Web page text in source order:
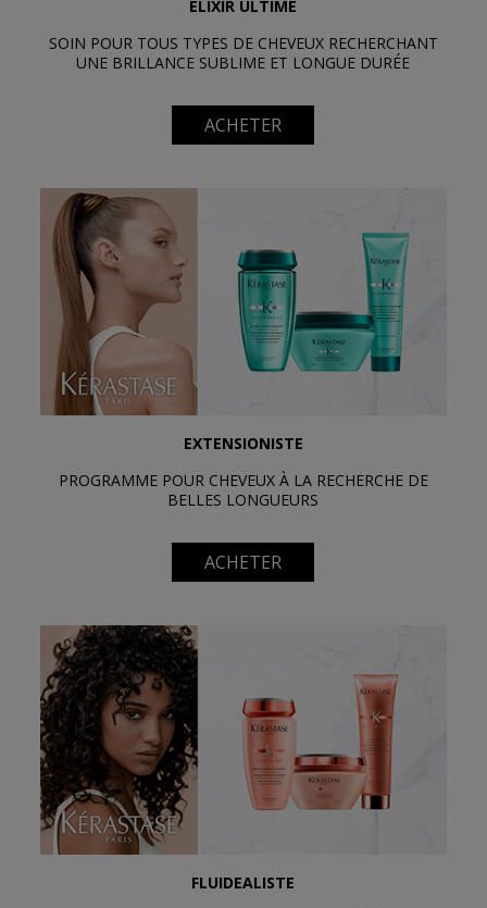
ELIXIR ULTIME
SOIN POUR TOUS TYPES DE CHEVEUX RECHERCHANT
UNE BRILLANCE SUBLIME ET LONGUE DURÉE
ACHETER
EXTENSIONISTE
PROGRAMME POUR CHEVEUX À LA RECHERCHE DE
BELLES LONGUEURS
ACHETER
FLUIDEALISTE